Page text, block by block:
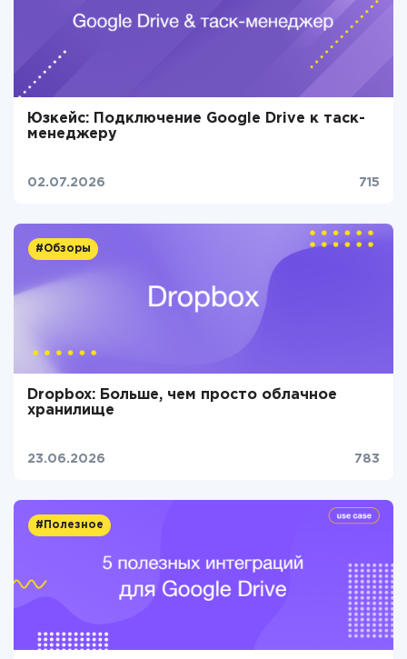
Юзкейс: Подключение Google Drive к таск-
менеджеру
02.07.2026 715
#Обзоры
Dropbox: Больше, чем просто облачное
хранилище
23.06.2026 783
#Полезное